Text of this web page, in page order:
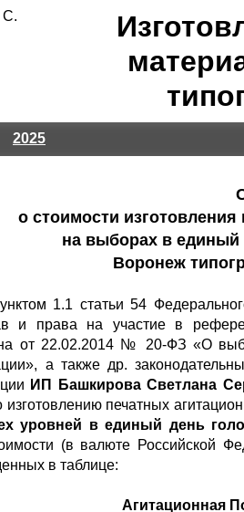
2025
о стоимости
на выборах в единый
Воронеж
1.1 статьи 54
и права на участие в
от 22.02.2014 № 20-ФЗ «О
а также др.
ИП Башкирова Светлана
изготовлению печатных
уровней в единый день
(в валюте Российской
в таблице:
Агитационная